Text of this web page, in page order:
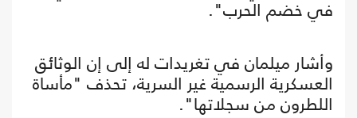
في خضم الحرب".
وأشار ميلمان في تغريدات له إلى إن الوثائق
العسكرية الرسمية غير السرية، تحذف "مأساة
اللطرون من سجلاتها".